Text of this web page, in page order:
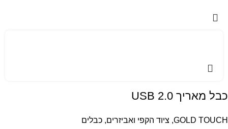
כבל מאריך USB 2.0
GOLD TOUCH
, ציוד הקפי ואביזרים, כבלים